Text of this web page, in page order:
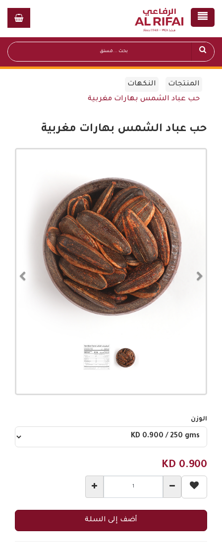
المنتجات
النكهات
حب عباد الشمس بهارات مغربية
حب عباد الشمس بهارات مغربية
Next
الوزن
KD 0.900
أضف إلى السلة